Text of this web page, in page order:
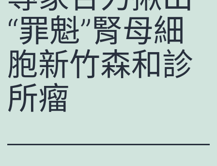
“罪魁”腎母細
胞新竹森和診
所瘤